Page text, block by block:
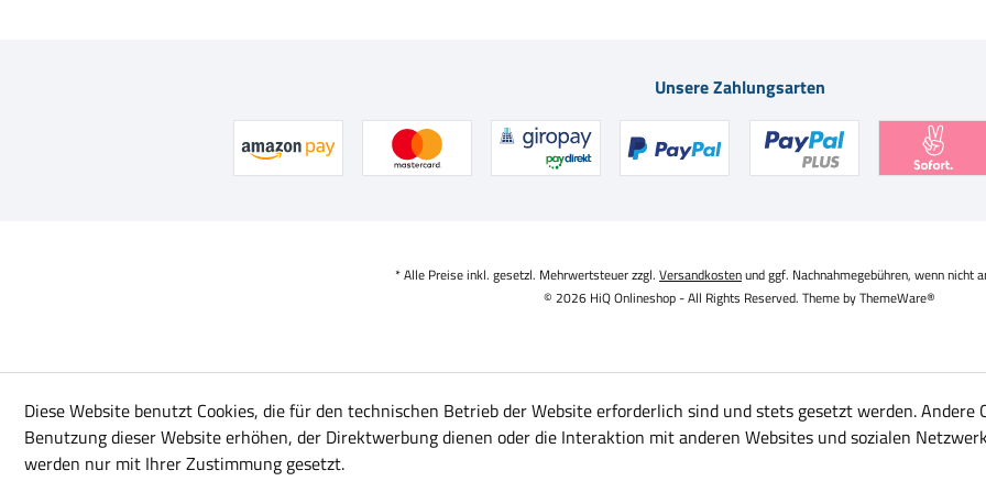
Unsere Zahlungsarten
* Alle Preise inkl. gesetzl. Mehrwertsteuer zzgl. Versandkostenund ggf. Nachnahmegebühren, wenn nicht
© 2026 HiQ Onlineshop - All Rights Reserved. Theme byThemeWare®
Diese Website benutzt Cookies, die für den technischen Betrieb der Website erforderlich sind und stets gesetzt werden. Andere
Benutzung dieser Website erhöhen, der Direktwerbung dienen oder die Interaktion mit anderen Websites und sozialen
werden nur mit Ihrer Zustimmung gesetzt.